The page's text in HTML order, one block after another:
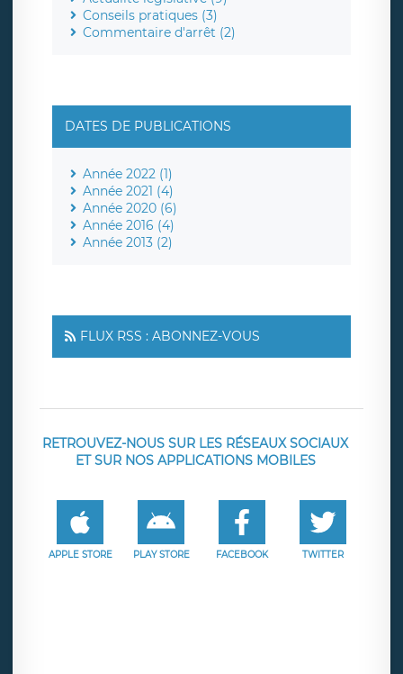
Conseils pratiques (3)
Commentaire d'arrêt (2)
DATES DE PUBLICATIONS
Année 2022 (1)
Année 2021 (4)
Année 2020 (6)
Année 2016 (4)
Année 2013 (2)
FLUX RSS : ABONNEZ-VOUS
RETROUVEZ-NOUS SUR LES RÉSEAUX SOCIAUX
ET SUR NOS APPLICATIONS MOBILES
APPLE STORE PLAY STORE FACEBOOK TWITTER